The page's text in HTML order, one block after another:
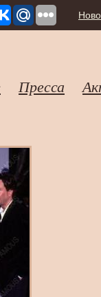
Пресса